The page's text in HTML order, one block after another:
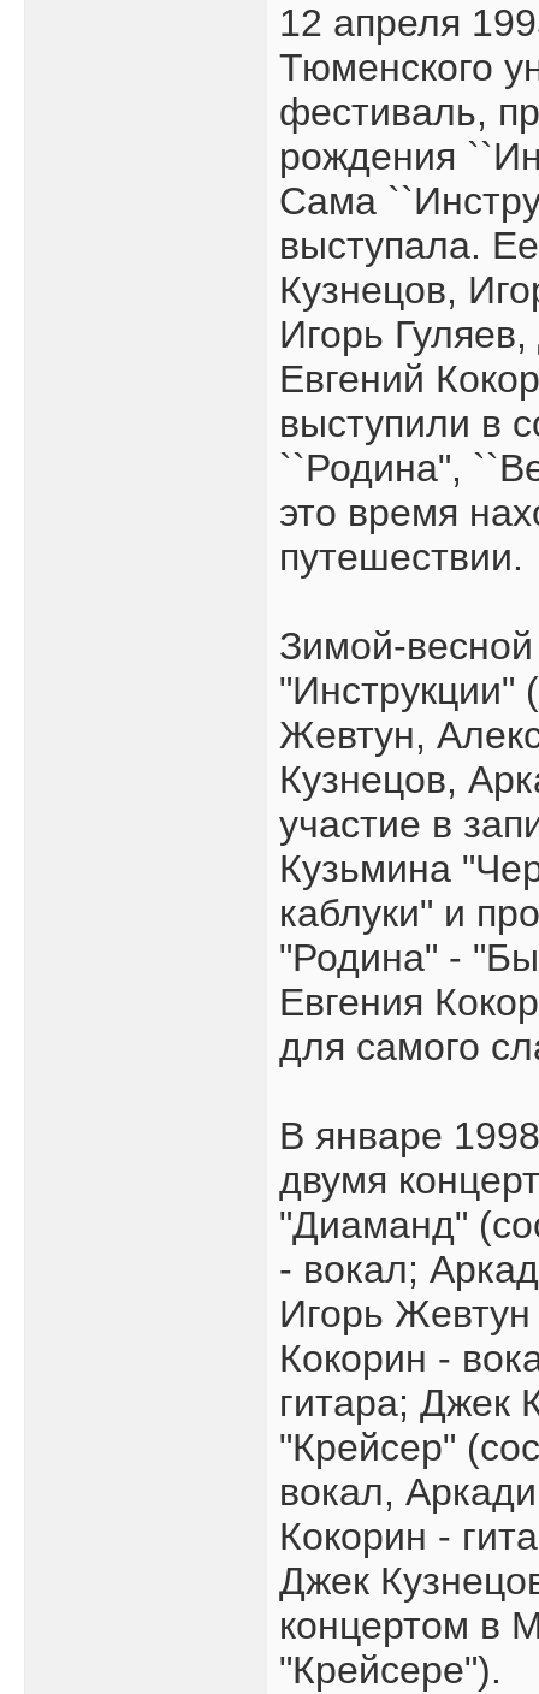
12 апреля
Тюменского
фестиваль,
рождения
Сама
выступала.
Кузнецов,
Игорь
Евгений
выступили в
``Родина",
это время
путешествии.
Зимой-
"Инструкции"
Жевтун,
Кузнецов,
участие в
Кузьмина
каблуки" и
"Родина" -
Евгения
для самого
В январе
двумя
"Диаманд"
- вокал;
Игорь Жевтун
Кокорин -
гитара; Джек
"Крейсер"
вокал,
Кокорин -
Джек
концертом в
"Крейсере").